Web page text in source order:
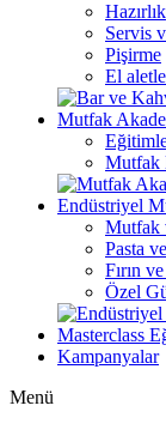
Hazırlık
Servis
Pişirme
El
Mutfak
Mutfak
Endüstriyel
Mutfak
Pasta
Fırın
Özel
Masterclass
Kampanyalar
Menü